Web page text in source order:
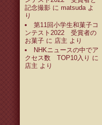
記念撮影 に matsudaよ
り
第11回小学生和菓子コ
ンテスト2022 受賞者の
お菓子 に 店主 より
NHKニュースの中でア
クセス数 TOP10入り に
店主 より